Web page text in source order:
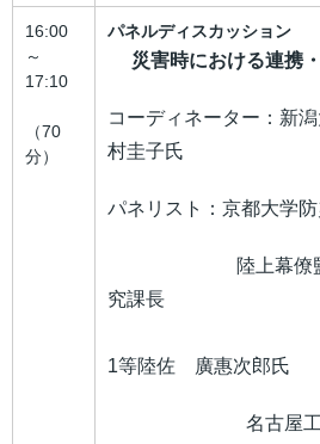
16:00
～
17:10
（70
分）
パネルディスカッション
災害時における連携
コーディネーター：新
村圭子氏
パネリスト：京都大学
陸上幕僚監部防
究課長
1等陸佐 廣惠次郎氏
名古屋工業大